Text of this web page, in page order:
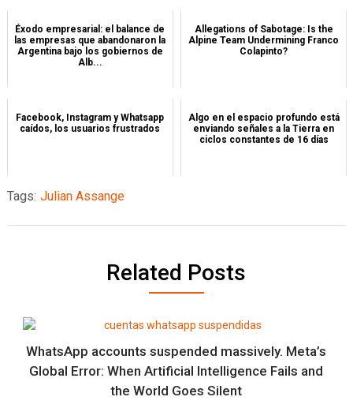
Éxodo empresarial: el balance de
las empresas que abandonaron la
Argentina bajo los gobiernos de
Alb...
Allegations of Sabotage: Is the
Alpine Team Undermining Franco
Colapinto?
Facebook, Instagram y Whatsapp
caídos, los usuarios frustrados
Algo en el espacio profundo está
enviando señales a la Tierra en
ciclos constantes de 16 días
Tags: Julian Assange
Related Posts
WhatsApp accounts suspended massively. Meta’s
Global Error: When Artificial Intelligence Fails and
the World Goes Silent